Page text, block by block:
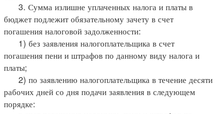
3. Сумма излишне уплаченных налога и платы в
бюджет подлежит обязательному зачету в счет
погашения налоговой задолженности:
1) без заявления налогоплательщика в счет
погашения пени и штрафов по данному виду налога и
платы;
2) по заявлению налогоплательщика в течение десяти
рабочих дней со дня подачи заявления в следующем
порядке: